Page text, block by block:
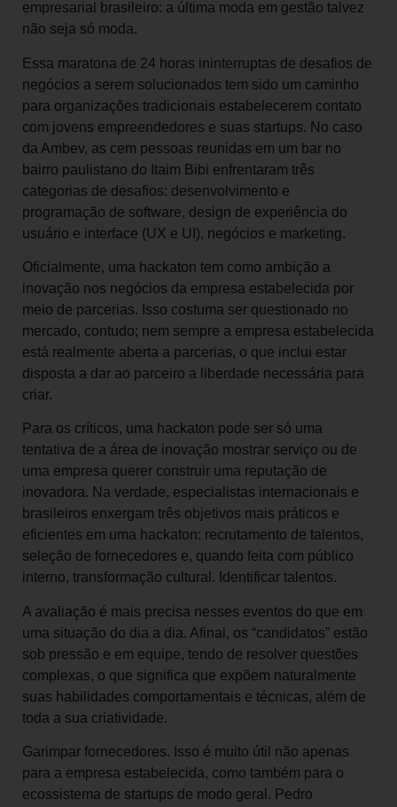
empresarial brasileiro: a última moda em gestão talvez
não seja só moda.
Essa maratona de 24 horas ininterruptas de desafios de
negócios a serem solucionados tem sido um caminho
para organizações tradicionais estabelecerem contato
com jovens empreendedores e suas startups. No caso
da Ambev, as cem pessoas reunidas em um bar no
bairro paulistano do Itaim Bibi enfrentaram três
categorias de desafios: desenvolvimento e
programação de software, design de experiência do
usuário e interface (UX e UI), negócios e marketing.
Oficialmente, uma hackaton tem como ambição a
inovação nos negócios da empresa estabelecida por
meio de parcerias. Isso costuma ser questionado no
mercado, contudo; nem sempre a empresa estabelecida
está realmente aberta a parcerias, o que inclui estar
disposta a dar ao parceiro a liberdade necessária para
criar.
Para os críticos, uma hackaton pode ser só uma
tentativa de a área de inovação mostrar serviço ou de
uma empresa querer construir uma reputação de
inovadora. Na verdade, especialistas internacionais e
brasileiros enxergam três objetivos mais práticos e
eficientes em uma hackaton: recrutamento de talentos,
seleção de fornecedores e, quando feita com público
interno, transformação cultural. Identificar talentos.
A avaliação é mais precisa nesses eventos do que em
uma situação do dia a dia. Afinal, os “candidatos” estão
sob pressão e em equipe, tendo de resolver questões
complexas, o que significa que expõem naturalmente
suas habilidades comportamentais e técnicas, além de
toda a sua criatividade.
Garimpar fornecedores. Isso é muito útil não apenas
para a empresa estabelecida, como também para o
ecossistema de startups de modo geral. Pedro